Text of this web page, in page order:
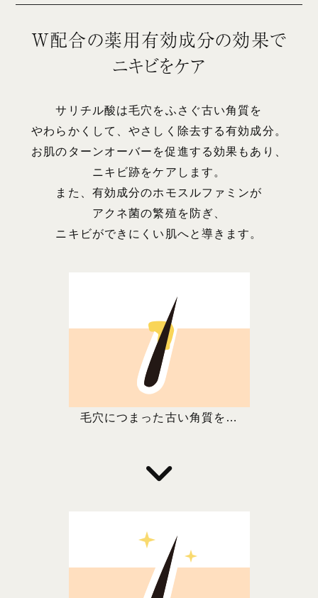
W配合の薬用有効成分の効果で
ニキビをケア
サリチル酸は毛穴をふさぐ古い角質を
やわらかくして、やさしく除去する有効成分。
お肌のターンオーバーを促進する効果もあり、
ニキビ跡をケアします。
また、有効成分のホモスルファミンが
アクネ菌の繁殖を防ぎ、
ニキビができにくい肌へと導きます。
毛穴につまった古い角質を…